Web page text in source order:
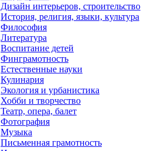
Дизайн интерьеров, строительство
История, религия, языки, культура
Философия
Литература
Воспитание детей
Финграмотность
Естественные науки
Кулинария
Экология и урбанистика
Хобби и творчество
Театр, опера, балет
Фотография
Музыка
Письменная грамотность